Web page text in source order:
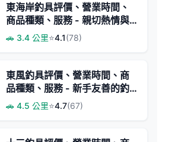
東海岸釣具評價、營業時間、
商品種類、服務 - 親切熱情與
實惠價格
🚗 3.4 公里⭐4.1(78)
東風釣具評價、營業時間、商
品種類、服務 - 新手友善的釣
蝦與綜合釣具專門店
🚗 4.5 公里⭐4.7(67)